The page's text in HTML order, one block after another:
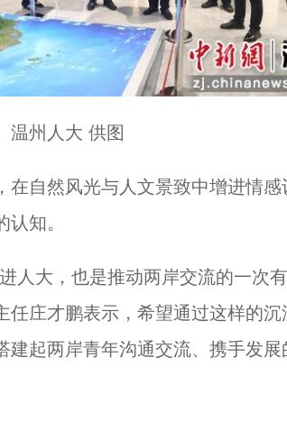
温州人大 供图
自然风光与人文景致中增进情感
知。
大，也是推动两岸交流的一次有
任庄才鹏表示，希望通过这样的
起两岸青年沟通交流、携手发展